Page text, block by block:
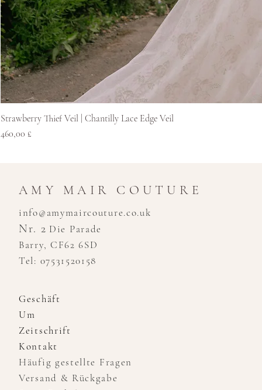
Strawberry Thief Veil | Chantilly Lace Edge Veil
Preis
460,00 £
AMY MAIR COUTURE
info@amymaircouture.co.uk
Nr. 2 Die Parade
Barry, CF62 6SD
Tel: 07531520158
Geschäft
Um
Zeitschrift
Kontakt
Häufig gestellte Fragen
Versand & Rückgabe